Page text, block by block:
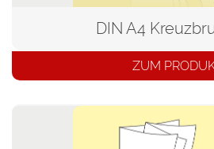
DIN A4
ZUM